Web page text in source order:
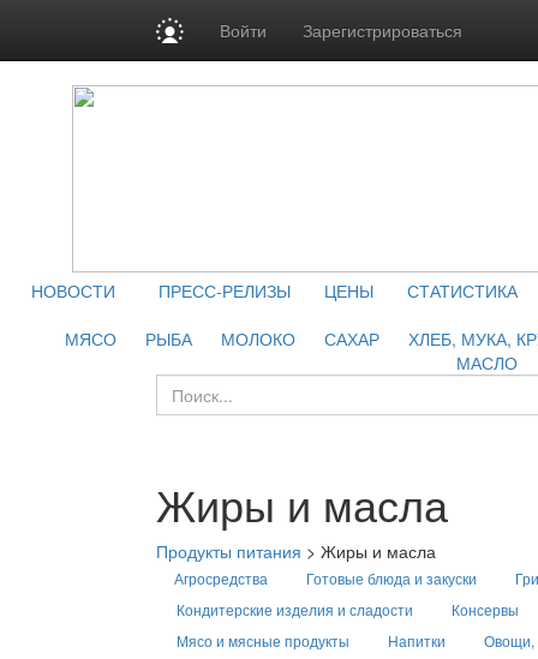
Войти Зарегистрироваться
НОВОСТИ ПРЕСС-РЕЛИЗЫ ЦЕНЫ
СТАТИСТИКА
МЯСО
РЫБА МОЛОКО САХАР
ХЛЕБ, МУКА,
МАСЛО
Жиры и масла
Продукты питания > Жиры и масла
Агросредства Готовые блюда и закуски
Кондитерские изделия и сладости
Консервы
Мясо и мясные продукты
Напитки
Овощи,